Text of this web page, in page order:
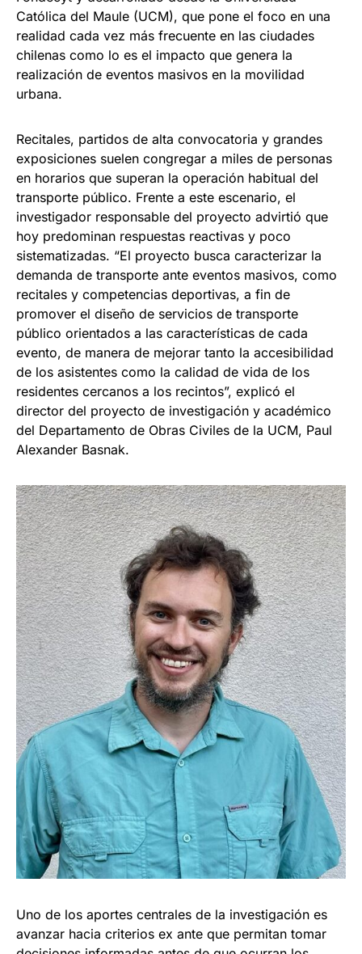
Católica del Maule (UCM), que pone el foco en una
realidad cada vez más frecuente en las ciudades
chilenas como lo es el impacto que genera la
realización de eventos masivos en la movilidad
urbana.
Recitales, partidos de alta convocatoria y grandes
exposiciones suelen congregar a miles de personas
en horarios que superan la operación habitual del
transporte público. Frente a este escenario, el
investigador responsable del proyecto advirtió que
hoy predominan respuestas reactivas y poco
sistematizadas. “El proyecto busca caracterizar la
demanda de transporte ante eventos masivos, como
recitales y competencias deportivas, a fin de
promover el diseño de servicios de transporte
público orientados a las características de cada
evento, de manera de mejorar tanto la accesibilidad
de los asistentes como la calidad de vida de los
residentes cercanos a los recintos”, explicó el
director del proyecto de investigación y académico
del Departamento de Obras Civiles de la UCM, Paul
Alexander Basnak.
Uno de los aportes centrales de la investigación es
avanzar hacia criterios ex ante que permitan tomar